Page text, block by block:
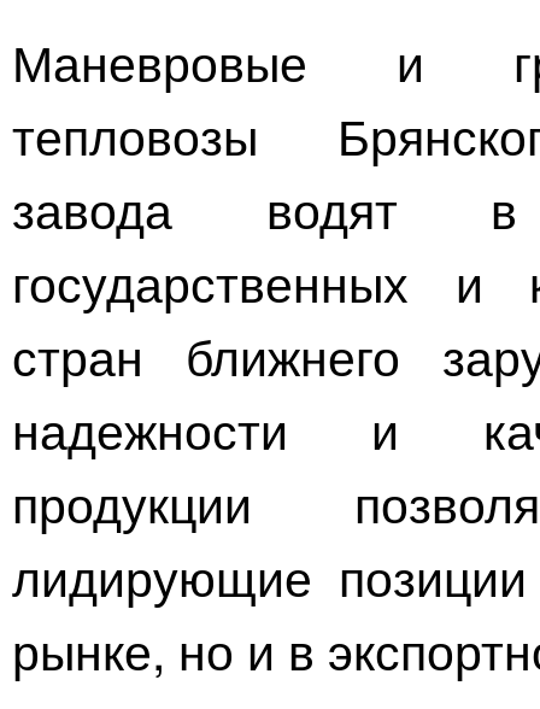
Маневровые и
тепловозы
завода водят в
государственных и
стран ближнего
надежности и
продукции
лидирующие
рынке, но и в